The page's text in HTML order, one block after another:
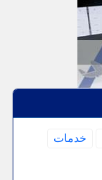
خدمات